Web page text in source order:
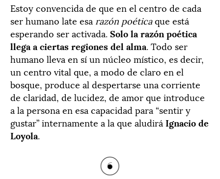
Estoy convencida de que en el centro de cada
ser humano late esa razón poéticaque está
esperando ser activada.Solo la razón poética
llega a ciertas regiones del alma. Todo ser
humano lleva en sí un núcleo místico, es decir,
un centro vital que, a modo de claro en el
bosque, produce al despertarse una corriente
de claridad, de lucidez, de amor que introduce
a la persona en esa capacidad para “sentir y
gustar” internamente a la que aludirá Ignacio de
Loyola.